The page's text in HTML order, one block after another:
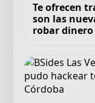
Te ofrecen
son las
robar